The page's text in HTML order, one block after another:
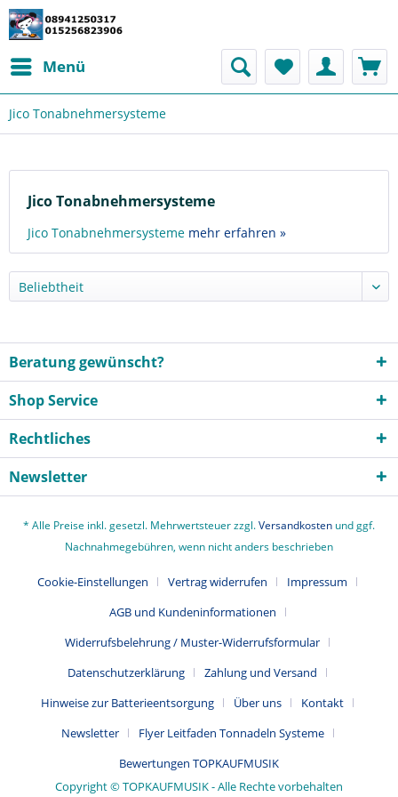
Menü
Jico Tonabnehmersysteme
Jico Tonabnehmersysteme
Jico Tonabnehmersysteme mehr erfahren »
Beratung gewünscht?
Shop Service
Rechtliches
Newsletter
* Alle Preise inkl. gesetzl. Mehrwertsteuer zzgl.Versandkosten und ggf.
Nachnahmegebühren, wenn nicht anders beschrieben
Cookie-Einstellungen Vertrag widerrufen
Impressum
AGB und Kundeninformationen
Widerrufsbelehrung / Muster-Widerrufsformular
Datenschutzerklärung
Zahlung und Versand
Hinweise zur Batterieentsorgung
Über uns
Kontakt
Newsletter
Flyer Leitfaden Tonnadeln Systeme
Bewertungen TOPKAUFMUSIK
Copyright © TOPKAUFMUSIK - Alle Rechte vorbehalten